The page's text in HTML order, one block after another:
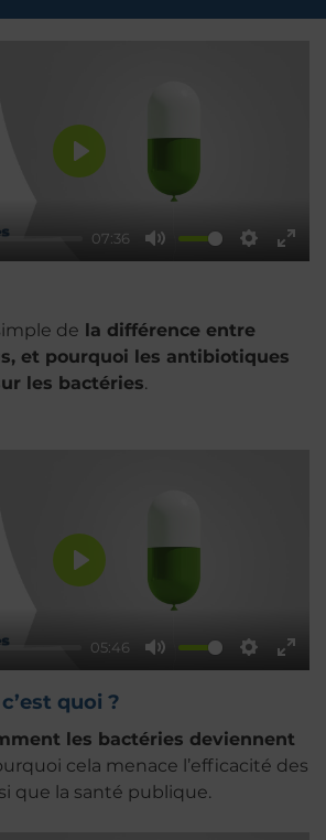
07:36
Mute Settings
Play
de la différence entre
et pourquoi les antibiotiques
les bactéries.
05:46
Mute Settings
Play
quoi ?
les bactéries deviennent
cela menace l’efficacité des
que la santé publique.